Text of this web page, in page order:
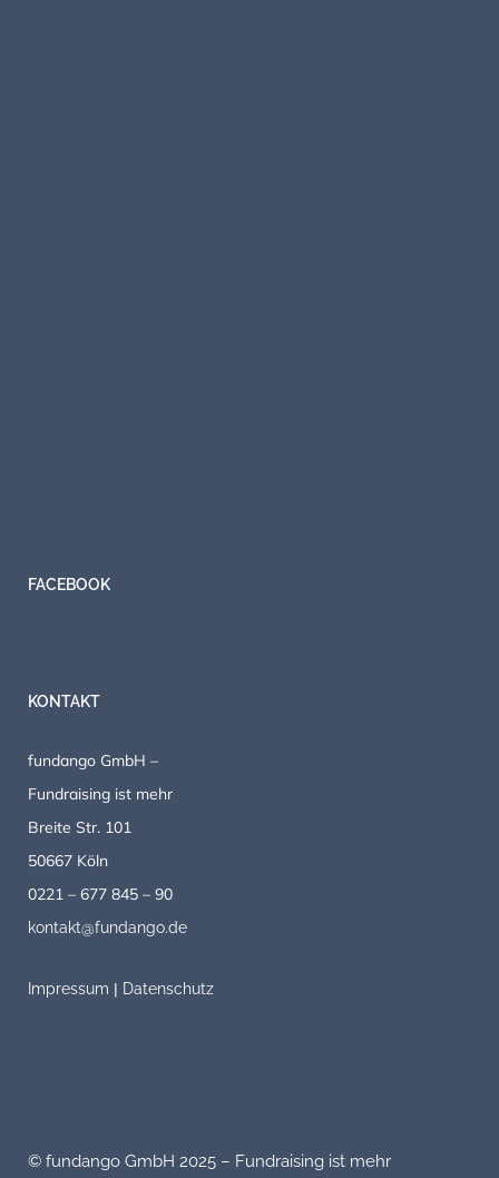
FACEBOOK
KONTAKT
fundango GmbH –
Fundraising ist mehr
Breite Str. 101
50667 Köln
0221 – 677 845 – 90
kontakt@fundango.de
Impressum | Datenschutz
© fundango GmbH 2025 – Fundraising ist mehr